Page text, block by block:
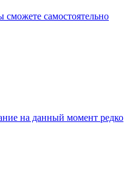
самостоятельно
на данный момент редко